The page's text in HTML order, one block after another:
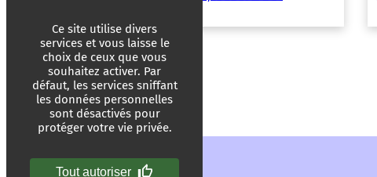
Ce site utilise divers
services et vous laisse le
choix de ceux que vous
souhaitez activer. Par
défaut, les services sniffant
les données personnelles
sont désactivés pour
protéger votre vie privée.
Tout autoriser